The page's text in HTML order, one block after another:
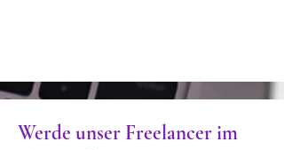
Werde unser Freelancer im